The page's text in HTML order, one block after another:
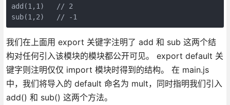
add(1,1)   // 2
sub(1,2)   // -1
我们在上面用 export 关键字注明了 add 和 sub 这两个结
构对任何引入该模块的模块都公开可见。 export default 关
键字则注明仅仅 import 模块时得到的结构。 在 main.js
中，我们将导入的 default 命名为 mult，同时指明我们引入
add() 和 sub() 这两个方法。